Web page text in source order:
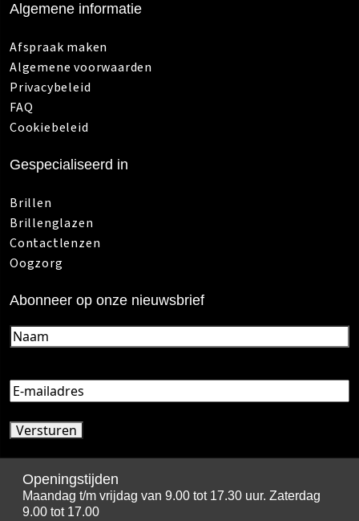
Algemene informatie
Afspraak maken
Algemene voorwaarden
Privacybeleid
FAQ
Cookiebeleid
Gespecialiseerd in
Brillen
Brillenglazen
Contactlenzen
Oogzorg
Abonneer op onze nieuwsbrief
Naam(Vereist)
E-
mailadres(Vereist)
Openingstijden
Maandag t/m vrijdag van 9.00 tot 17.30 uur. Zaterdag
9.00 tot 17.00